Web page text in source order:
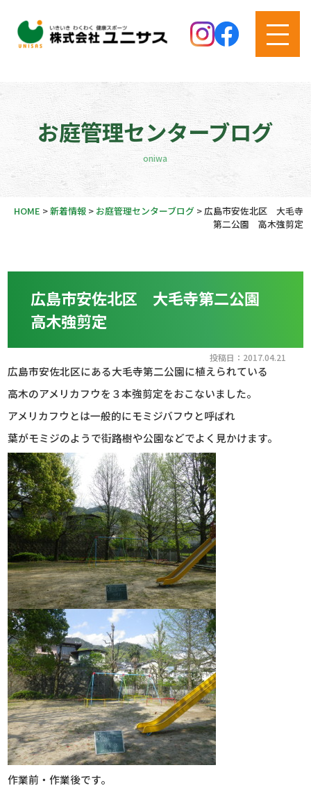
お庭管理センターブログ
oniwa
HOME >新着情報> お庭管理センターブログ> 広島市安佐北区 大毛寺
第二公園 高木強剪定
広島市安佐北区 大毛寺第二公園
高木強剪定
投稿日：2017.04.21
広島市安佐北区にある大毛寺第二公園に植えられている
高木のアメリカフウを３本強剪定をおこないました。
アメリカフウとは一般的にモミジバフウと呼ばれ
葉がモミジのようで街路樹や公園などでよく見かけます。
作業前・作業後です。